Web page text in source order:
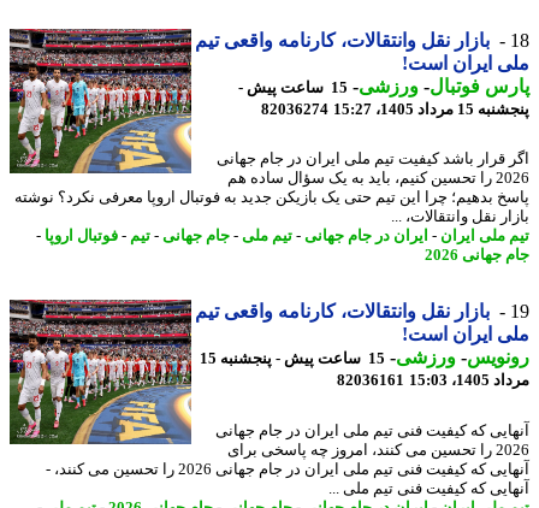
بازار نقل وانتقالات، کارنامه واقعی تیم
ایران است!
فوتبال-ورزشی-
15 ساعت پیش -
1405، 15:27
82036274
قرار باشد کیفیت تیم ملی ایران در جام جهانی
2026 را تحسین کنیم، باید به یک سؤال ساده هم
بدهیم؛ چرا این تیم حتی یک بازیکن جدید به فوتبال اروپا معرفی نکرد؟ نوشته
نقل وانتقالات، ...
ملی ایران - ایران در جام جهانی-تیم ملی -جام جهانی-تیم -فوتبال اروپا -
2026
بازار نقل وانتقالات، کارنامه واقعی تیم
ایران است!
-ورزشی-
15 ساعت پیش - پنجشنبه 15
15:03
82036161
که کیفیت فنی تیم ملی ایران در جام جهانی
2026 را تحسین می کنند، امروز چه پاسخی برای
آنهایی که کیفیت فنی تیم ملی ایران در جام جهانی 2026 را تحسین می کنند، -
که کیفیت فنی تیم ملی ...